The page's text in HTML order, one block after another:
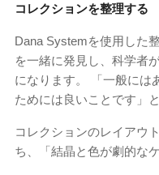
コレクションを整理する
Dana Systemを使用した
を一緒に発見し、科学者
になります。 「一般には
ためには良いことです」
コレクションのレイアウ
ち、「結晶と色が劇的な